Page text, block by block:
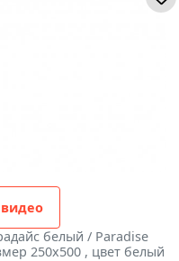
белый / Paradise
250x500 , цвет белый